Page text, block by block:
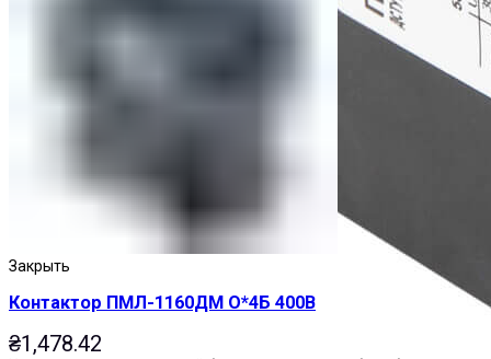
Закрыть
Контактор ПМЛ-1160ДМ О*4Б 400В
₴1,478.42